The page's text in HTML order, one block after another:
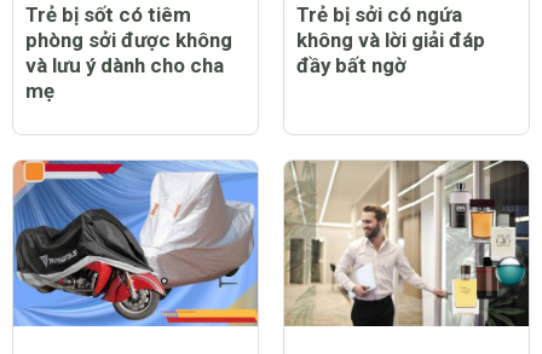
Trẻ bị sốt có tiêm
phòng sởi được không
và lưu ý dành cho cha
mẹ
Trẻ bị sởi có ngứa
không và lời giải đáp
đầy bất ngờ